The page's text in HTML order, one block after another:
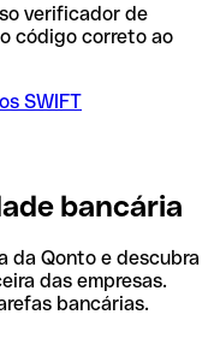
verificador de
código correto ao
SWIFT
bancária
da Qonto e descubra
das empresas.
bancárias.